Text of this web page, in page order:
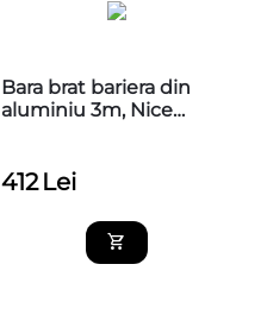
Bara brat bariera din
aluminiu 3m, Nice
412 Lei